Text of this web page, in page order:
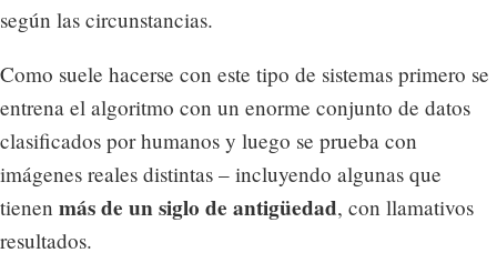
según las circunstancias.
Como suele hacerse con este tipo de sistemas primero se
entrena el algoritmo con un enorme conjunto de datos
clasificados por humanos y luego se prueba con
imágenes reales distintas – incluyendo algunas que
tienen más de un siglo de antigüedad, con llamativos
resultados.